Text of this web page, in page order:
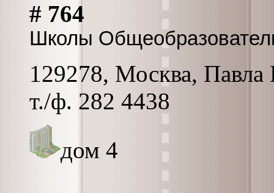
# 764
Школы
129278, Москва, Павла
т./ф. 282 4438
дом 4